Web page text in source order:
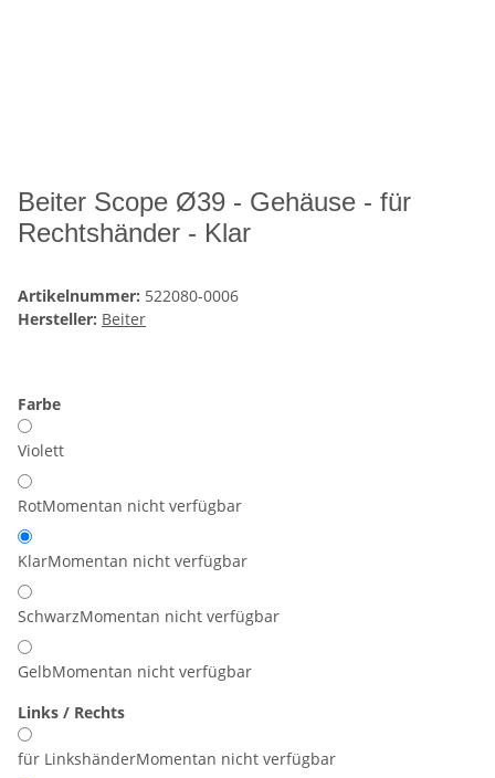
Beiter Scope Ø39 - Gehäuse - für
Rechtshänder - Klar
Artikelnummer: 522080-0006
Hersteller: Beiter
Farbe
Violett
RotMomentan nicht verfügbar
KlarMomentan nicht verfügbar
SchwarzMomentan nicht verfügbar
GelbMomentan nicht verfügbar
Links / Rechts
für LinkshänderMomentan nicht verfügbar